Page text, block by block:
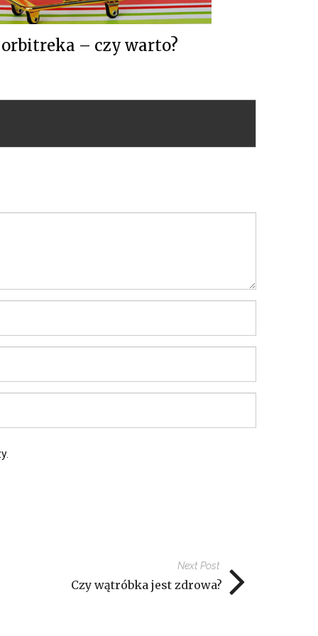
– czy warto?
Next Post
Czy wątróbka jest zdrowa?